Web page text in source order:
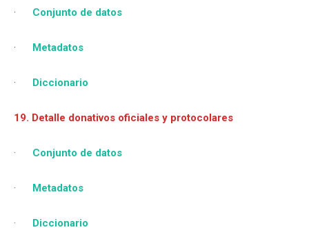
· Conjunto de datos
· Metadatos
· Diccionario
19. Detalle donativos oficiales y protocolares
· Conjunto de datos
· Metadatos
· Diccionario